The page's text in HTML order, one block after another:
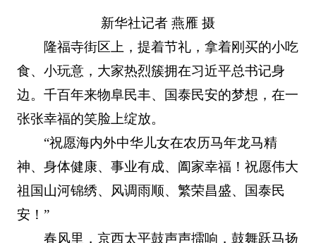
新华社记者 燕雁 摄
隆福寺街区上，提着节礼，拿着刚买的小吃
食、小玩意，大家热烈簇拥在习近平总书记身
边。千百年来物阜民丰、国泰民安的梦想，在一
张张幸福的笑脸上绽放。
“祝愿海内外中华儿女在农历马年龙马精
神、身体健康、事业有成、阖家幸福！祝愿伟大
祖国山河锦绣、风调雨顺、繁荣昌盛、国泰民
安！”
春风里，京西太平鼓声声擂响，鼓舞跃马扬